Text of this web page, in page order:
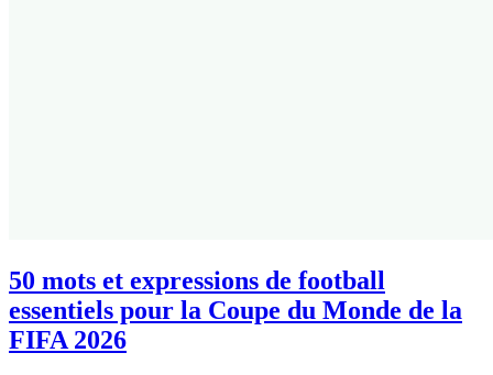
50 mots et expressions de football
essentiels pour la Coupe du Monde de la
FIFA 2026